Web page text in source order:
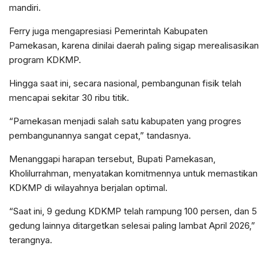
mandiri.
Ferry juga mengapresiasi Pemerintah Kabupaten
Pamekasan, karena dinilai daerah paling sigap merealisasikan
program KDKMP.
Hingga saat ini, secara nasional, pembangunan fisik telah
mencapai sekitar 30 ribu titik.
“Pamekasan menjadi salah satu kabupaten yang progres
pembangunannya sangat cepat,” tandasnya.
Menanggapi harapan tersebut, Bupati Pamekasan,
Kholilurrahman, menyatakan komitmennya untuk memastikan
KDKMP di wilayahnya berjalan optimal.
“Saat ini, 9 gedung KDKMP telah rampung 100 persen, dan 5
gedung lainnya ditargetkan selesai paling lambat April 2026,”
terangnya.